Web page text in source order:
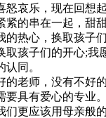
怒哀乐，现在回想
紧的串在一起，甜甜
热心，换取孩子
取孩子们的开心;我
认同。
老师，没有不好
要具有爱心的专业
们更应该用母亲般